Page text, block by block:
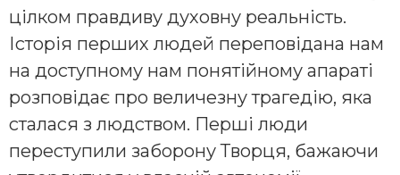
цілком правдиву духовну реальність.
Історія перших людей переповідана нам
на доступному нам понятійному апараті
розповідає про величезну трагедію, яка
сталася з людством. Перші люди
переступили заборону Творця, бажаючи